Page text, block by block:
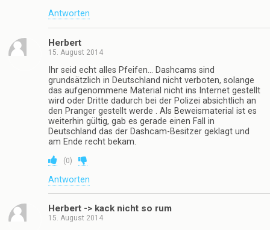
Antworten
Herbert
15. August 2014
Ihr seid echt alles Pfeifen… Dashcams sind
grundsätzlich in Deutschland nicht verboten, solange
das aufgenommene Material nicht ins Internet gestellt
wird oder Dritte dadurch bei der Polizei absichtlich an
den Pranger gestellt werde . Als Beweismaterial ist es
weiterhin gültig, gab es gerade einen Fall in
Deutschland das der Dashcam-Besitzer geklagt und
am Ende recht bekam.
(0)
Antworten
Herbert -> kack nicht so rum
15. August 2014